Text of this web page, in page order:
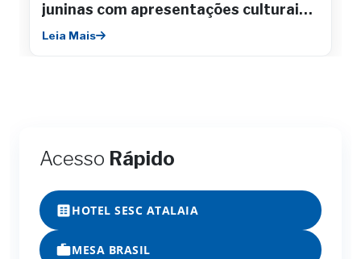
juninas com apresentações culturais e
integração comunitária
Leia Mais
Acesso Rápido
HOTEL SESC ATALAIA
MESA BRASIL